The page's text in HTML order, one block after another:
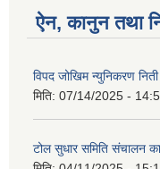
ऐन, कानुन तथा
विपद जोखिम न्युनिकरण
मिति: 07/14/2025 -
टोल सुधार समिति संचालन